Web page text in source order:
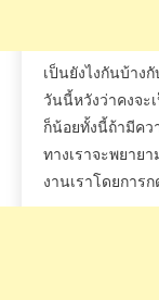
เป็นยังไงกันบ้าง
วันนี้หวังว่าคงจะ
ก็น้อยทั้งนี้ถ้ามีค
ทางเราจะพยาย
งานเราโดยการ